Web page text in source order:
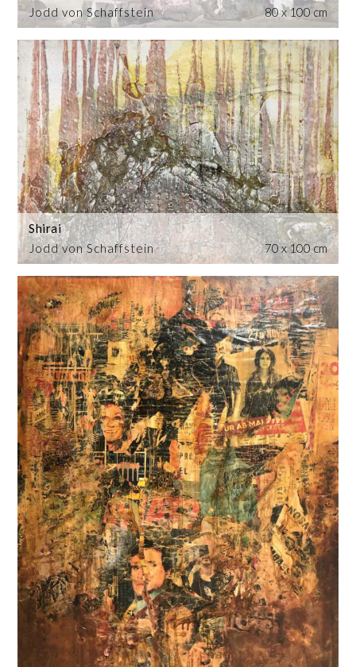
Jodd von Schaffstein
80 x 100 cm
Jodd von Schaffstein
Shirai
70 x 100 cm